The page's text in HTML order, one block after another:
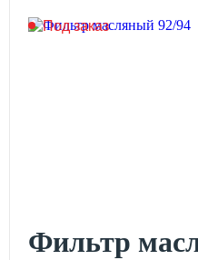
Под заказ
Фильтр